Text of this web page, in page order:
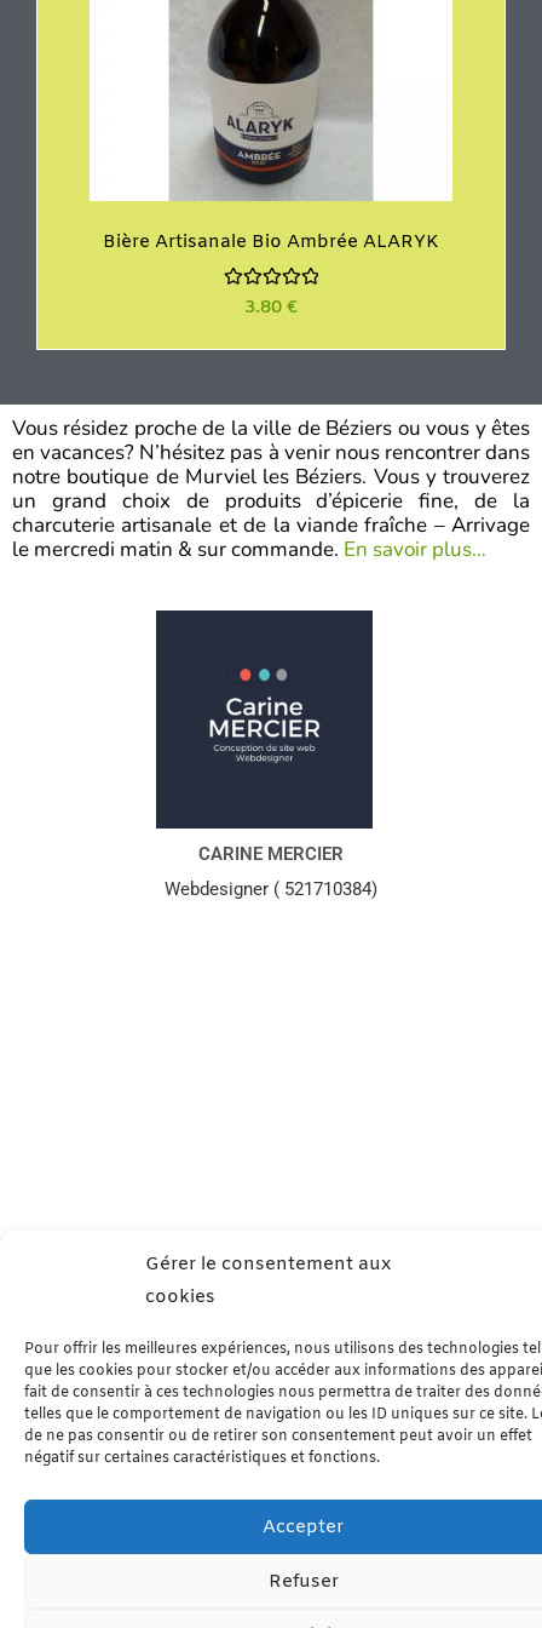
Gérer le consentement aux
cookies
Pour offrir les meilleures expériences, nous utilisons des technologies
que les cookies pour stocker et/ou accéder aux informations des
fait de consentir à ces technologies nous permettra de traiter des
telles que le comportement de navigation ou les ID uniques sur ce site.
de ne pas consentir ou de retirer son consentement peut avoir un effet
négatif sur certaines caractéristiques et fonctions.
Accepter
Refuser
Bière Artisanale Bio Ambrée ALARYK
e
u
5
3.80 €
Vous résidez proche de la ville de Béziers ou vous y êtes
en vacances? N’hésitez pas à venir nous rencontrer dans
notre boutique de Murviel les Béziers. Vous y trouverez
un grand choix de produits d’épicerie fine, de la
charcuterie artisanale et de la viande fraîche – Arrivage
le mercredi matin & sur commande. En savoir plus…
CARINE MERCIER
Webdesigner ( 521710384)